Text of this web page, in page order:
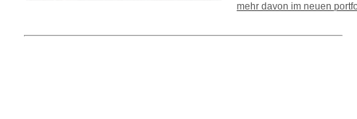
mehr davon im neuen